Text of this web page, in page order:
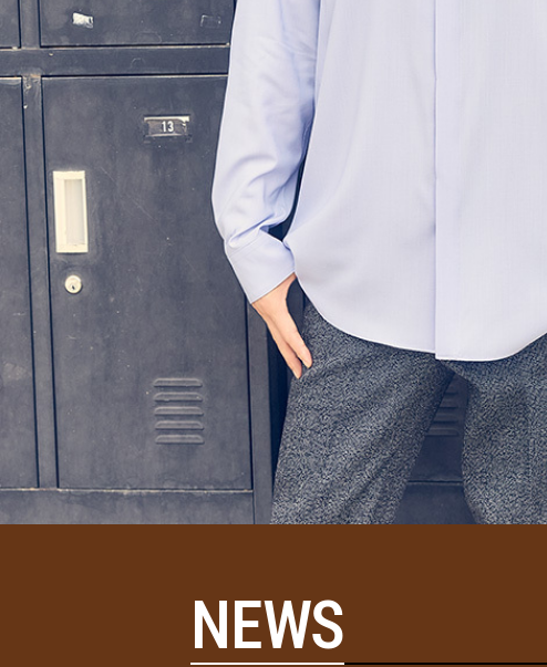
NEWS